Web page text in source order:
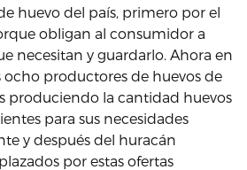
huevo del país, primero por el
obligan al consumidor a
necesitan y guardarlo. Ahora en
productores de huevos de
produciendo la cantidad huevos
para sus necesidades
y después del huracán
por estas ofertas